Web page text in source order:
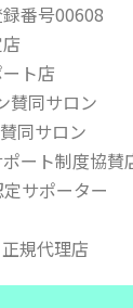
番号00608
ト店
賛同サロン
同サロン
ート制度協賛
サポーター
規代理店